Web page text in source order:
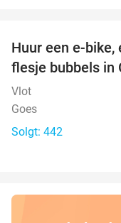
Huur een e-
flesje bubbels in
Vlot
Goes
Solgt: 442